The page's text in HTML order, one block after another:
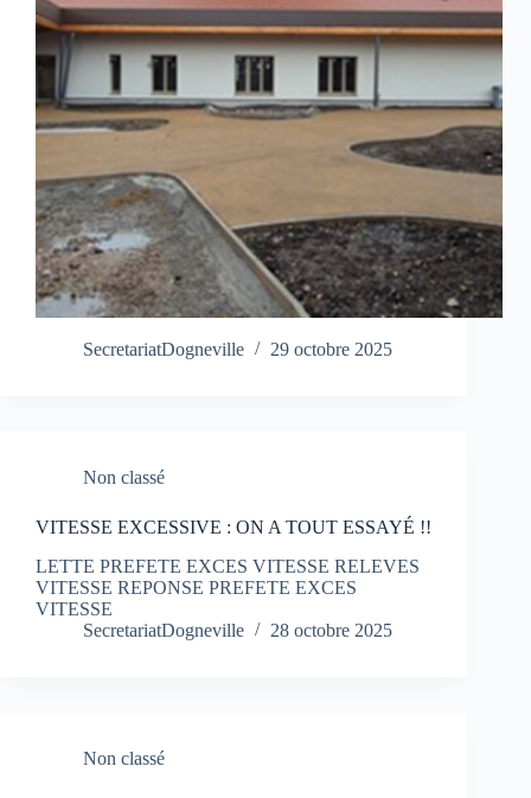
SecretariatDogneville 29 octobre 2025
Non classé
VITESSE EXCESSIVE : ON A TOUT ESSAYÉ !!
LETTE PREFETE EXCES VITESSE RELEVES
VITESSE REPONSE PREFETE EXCES
VITESSE
SecretariatDogneville
28 octobre 2025
Non classé